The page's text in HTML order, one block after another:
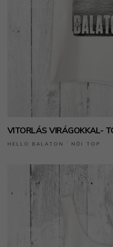
VITORLÁS VIRÁGOKKAL-
HELLO BALATON ˙ NŐI TOP